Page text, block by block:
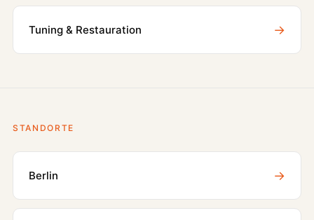
Tuning & Restauration →
STANDORTE
Berlin →